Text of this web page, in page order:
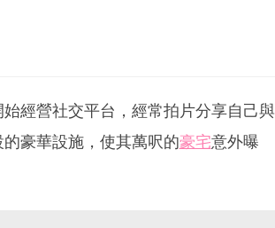
經營社交平台，經常拍片分享自己與
豪華設施，使其萬呎的豪宅意外曝